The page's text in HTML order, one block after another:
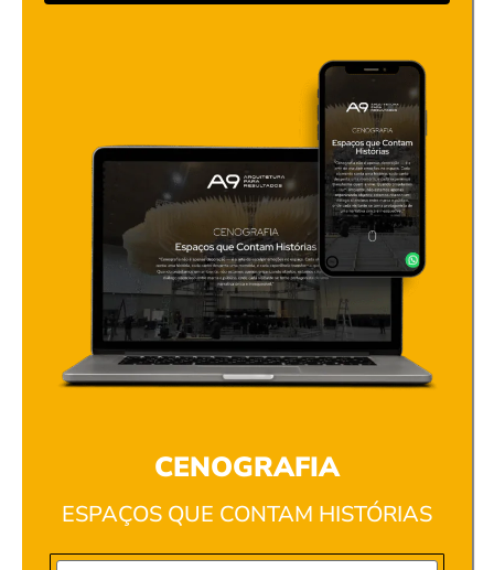
CENOGRAFIA
ESPAÇOS QUE CONTAM HISTÓRIAS